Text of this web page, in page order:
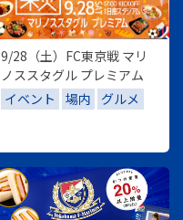
9/28（土）FC東京戦 マリ
ノススタグル プレミアム
イベント
場内 グルメ